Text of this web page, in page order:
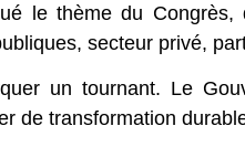
le thème du
secteur privé,
un tournant. Le
de transformation